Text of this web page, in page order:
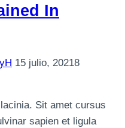
In
15 julio, 20218
Sit amet cursus
sapien et ligula